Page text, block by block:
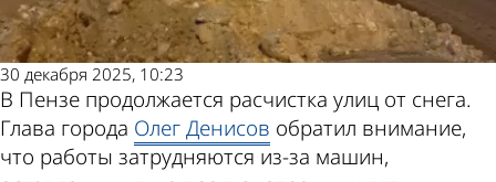
30 декабря 2025, 10:23
В Пензе продолжается расчистка улиц от снега.
Глава города Олег Денисов обратил внимание,
что работы затрудняются из-за машин,